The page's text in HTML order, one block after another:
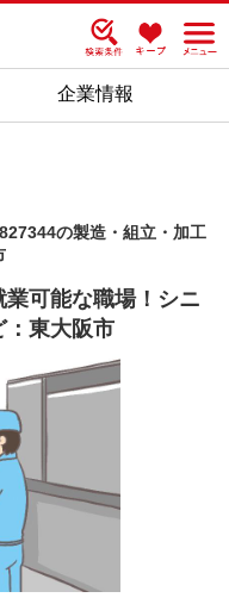
企業情報
の製造・組立・加工
業可能な職場！シニ
：東大阪市